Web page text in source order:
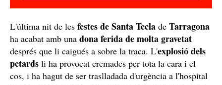
L'última nit de les festes de Santa Tecla de Tarragona
ha acabat amb una dona ferida de molta gravetat
després que li caigués a sobre la traca. L'explosió dels
petards li ha provocat cremades per tota la cara i el
cos, i ha hagut de ser traslladada d'urgència a l'hospital